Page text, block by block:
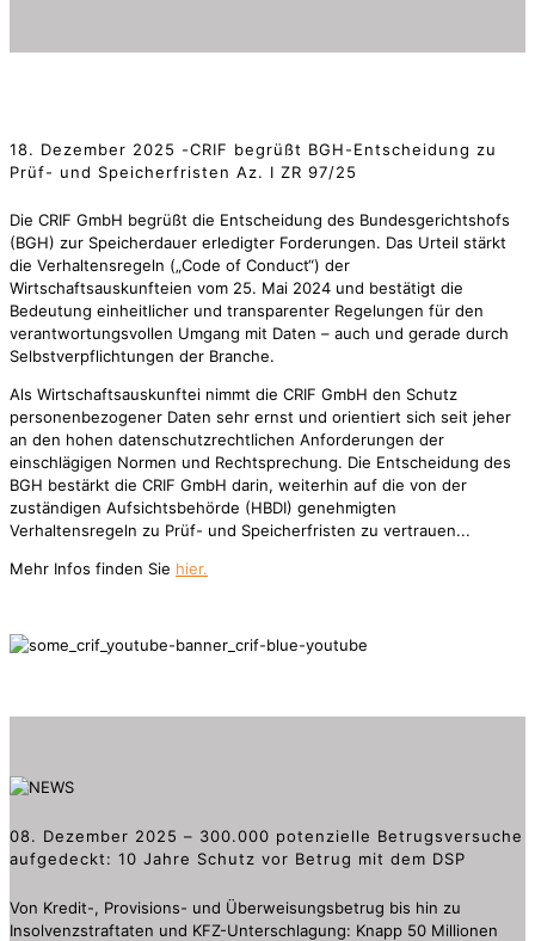
18. Dezember 2025 -CRIF begrüßt BGH-Entscheidung zu
Prüf- und Speicherfristen Az. I ZR 97/25
Die CRIF GmbH begrüßt die Entscheidung des Bundesgerichtshofs
(BGH) zur Speicherdauer erledigter Forderungen. Das Urteil stärkt
die Verhaltensregeln („Code of Conduct“) der
Wirtschaftsauskunfteien vom 25. Mai 2024 und bestätigt die
Bedeutung einheitlicher und transparenter Regelungen für den
verantwortungsvollen Umgang mit Daten – auch und gerade durch
Selbstverpflichtungen der Branche.
Als Wirtschaftsauskunftei nimmt die CRIF GmbH den Schutz
personenbezogener Daten sehr ernst und orientiert sich seit jeher
an den hohen datenschutzrechtlichen Anforderungen der
einschlägigen Normen und Rechtsprechung. Die Entscheidung des
BGH bestärkt die CRIF GmbH darin, weiterhin auf die von der
zuständigen Aufsichtsbehörde (HBDI) genehmigten
Verhaltensregeln zu Prüf- und Speicherfristen zu vertrauen...
Mehr Infos finden Sie hier.
08. Dezember 2025 – 300.000 potenzielle Betrugsversuche
aufgedeckt: 10 Jahre Schutz vor Betrug mit dem DSP
Von Kredit-, Provisions- und Überweisungsbetrug bis hin zu
Insolvenzstraftaten und KFZ-Unterschlagung: Knapp 50 Millionen